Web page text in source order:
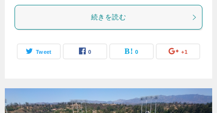
続きを読む
Tweet 0 0 +1